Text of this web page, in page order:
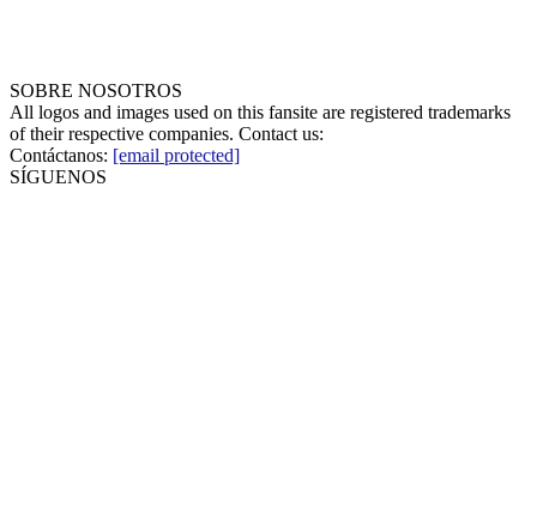
SOBRE NOSOTROS
All logos and images used on this fansite are registered trademarks
of their respective companies. Contact us:
Contáctanos: [email protected]
SÍGUENOS